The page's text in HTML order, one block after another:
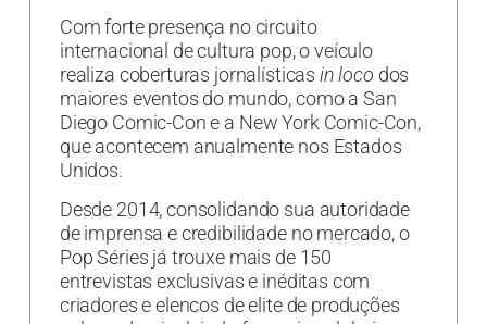
Com forte presença no circuito
internacional de cultura pop, o veículo
realiza coberturas jornalísticas in loco dos
maiores eventos do mundo, como a San
Diego Comic-Con e a New York Comic-Con,
que acontecem anualmente nos Estados
Unidos.
Desde 2014, consolidando sua autoridade
de imprensa e credibilidade no mercado, o
Pop Séries já trouxe mais de 150
entrevistas exclusivas e inéditas com
criadores e elencos de elite de produções